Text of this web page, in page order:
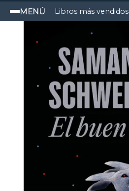
MENÚ Libros más vendidos